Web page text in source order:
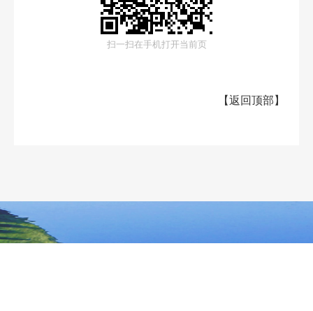
扫一扫在手机打开当前页
【返回顶部 】